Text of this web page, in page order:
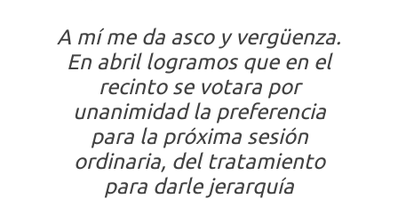
A mí me da asco y vergüenza.
En abril logramos que en el
recinto se votara por
unanimidad la preferencia
para la próxima sesión
ordinaria, del tratamiento
para darle jerarquía